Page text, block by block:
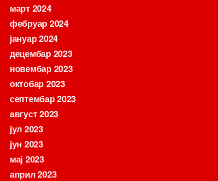
март 2024
фебруар 2024
јануар 2024
децембар 2023
новембар 2023
октобар 2023
септембар 2023
август 2023
јул 2023
јун 2023
мај 2023
април 2023